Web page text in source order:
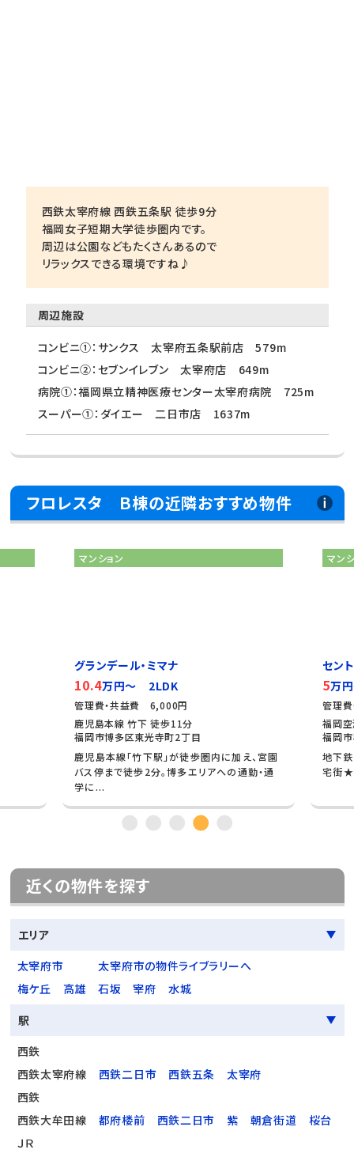
西鉄太宰府線 西鉄五条駅 徒歩9分
福岡女子短期大学徒歩圏内です。
周辺は公園などもたくさんあるので
リラックスできる環境ですね♪
周辺施設
コンビニ①：サンクス 太宰府五条駅前店 579m
コンビニ②：セブンイレブン 太宰府店 649m
病院①：福岡県立精神医療センター太宰府病院 725m
スーパー①：ダイエー 二日市店 1637m
フロレスタ Ｂ棟の近隣おすすめ物件
マンション
グランデール・ミマナ
10.4万円～ 2LDK
管理費・共益費 6,000円
鹿児島本線 竹下 徒歩11分
福岡市博多区東光寺町2丁目
鹿児島本線「竹下駅」が徒歩圏内に加え、宮園
バス停まで徒歩2分。博多エリアへの通勤・通
学に...
マン
セン
5万
管理
福岡
福岡
地下
宅街★
近くの物件を探す
エリア
太宰府市
太宰府市の物件ライブラリーへ
梅ケ丘
高雄 石坂 宰府
水城
駅
西鉄
西鉄太宰府線
西鉄二日市 西鉄五条
太宰府
西鉄
西鉄大牟田線
都府楼前 西鉄二日市 紫 朝倉街道
桜台
ＪＲ